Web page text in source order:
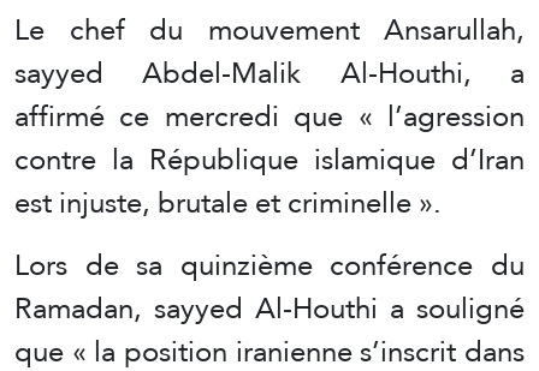
Le chef du mouvement Ansarullah,
sayyed Abdel-Malik Al-Houthi, a
affirmé ce mercredi que « l’agression
contre la République islamique d’Iran
est injuste, brutale et criminelle ».
Lors de sa quinzième conférence du
Ramadan, sayyed Al-Houthi a souligné
que « la position iranienne s’inscrit dans